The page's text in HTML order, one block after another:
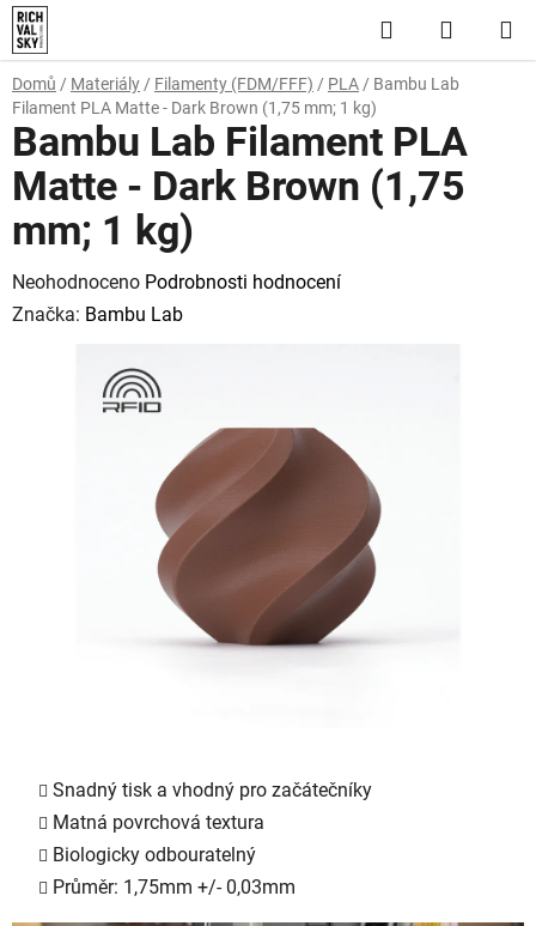
Přejít
na
obsah
Hledat
KOŠÍK
Domů / Materiály / Filamenty (FDM/FFF) / PLA / Bambu Lab
Filament PLA Matte - Dark Brown (1,75 mm; 1 kg)
Snadný tisk a vhodný pro začátečníky
Matná povrchová textura
Biologicky odbouratelný
Průměr: 1,75mm +/- 0,03mm
Bambu Lab Filament PLA
Matte - Dark Brown (1,75
mm; 1 kg)
Průměrné
hodnocení
Neohodnoceno Podrobnosti hodnocení
Značka: Bambu Lab